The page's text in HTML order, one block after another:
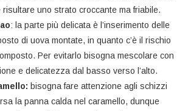
uno strato croccante ma friabile.
: la parte più delicata è l’inserimento delle
di uova montate, in quanto c’è il rischio
Per evitarlo bisogna mescolare con
e delicatezza dal basso verso l’alto.
bisogna fare attenzione agli schizzi
la panna calda nel caramello, dunque